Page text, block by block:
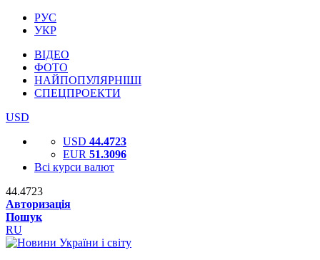
РУС
УКР
ВІДЕО
ФОТО
НАЙПОПУЛЯРНІШІ
СПЕЦПРОЕКТИ
USD
USD 44.4723
EUR 51.3096
Всі курси валют
44.4723
Авторизація
Пошук
RU